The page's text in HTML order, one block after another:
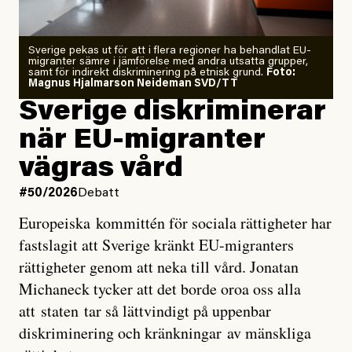
Zeke Hausfather är chockad igen efter att ha
analyserat hur de olika klimatmodellerna bedömer
läget för hur den begynnande El Niño-händelsen ska
utveckla sig. El Niño är ett återkommande
väderfenomen som uppstår när havsvattnet i delar av
Stilla havet blir ovanligt varmt. Det påverkar vädret
över stora delar av världen och under
forskare allt oftare varnat för att den här El Niñon
Det verkar vara en underdrift, menar nu Zeke
Hausfather.
”Det ser ut som att årets El Niño inte bara med stor
sannolikhet kommer att bli den starkaste sedan
Sverige pekas ut för att i flera regioner ha behandlat EU-
migranter sämre i jämförelse med andra utsatta grupper,
samt för indirekt diskriminering på etnisk grund. Foto:
Magnus Hjalmarson Neideman SVD/TT
Sverige diskriminerar
när EU-migranter
vägras vård
#50/2026 Debatt
Europeiska kommittén för sociala rättigheter har
fastslagit att Sverige kränkt EU-migranters
rättigheter genom att neka till vård. Jonatan
Michaneck tycker att det borde oroa oss alla
att staten tar så lättvindigt på uppenbar
diskriminering och kränkningar av mänskliga